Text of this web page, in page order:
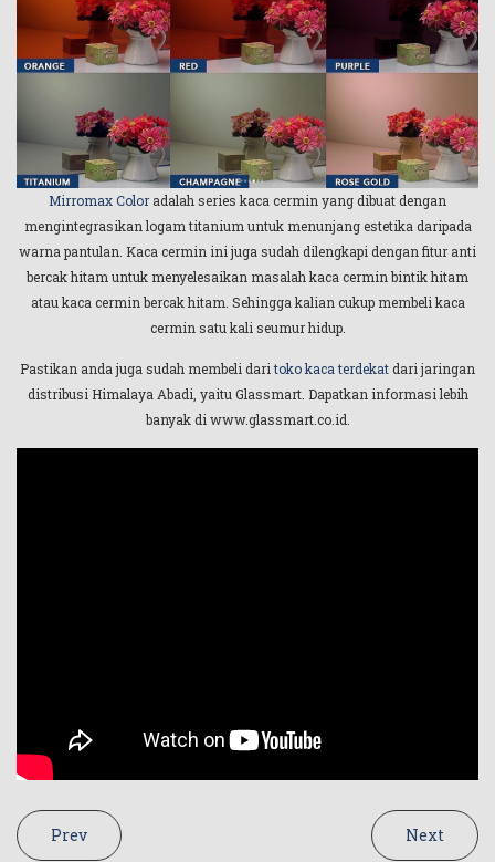
Mirromax Color adalah series kaca cermin yang dibuat dengan
mengintegrasikan logam titanium untuk menunjang estetika daripada
warna pantulan. Kaca cermin ini juga sudah dilengkapi dengan fitur anti
bercak hitam untuk menyelesaikan masalah kaca cermin bintik hitam
atau kaca cermin bercak hitam. Sehingga kalian cukup membeli kaca
cermin satu kali seumur hidup.
Pastikan anda juga sudah membeli daritoko kaca terdekatdari jaringan
distribusi Himalaya Abadi, yaitu Glassmart. Dapatkan informasi lebih
banyak di www.glassmart.co.id.
Prev Next